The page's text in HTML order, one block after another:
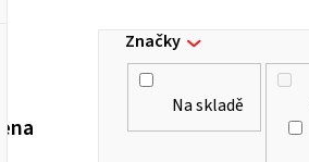
Cena
Na skladě
Značky